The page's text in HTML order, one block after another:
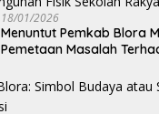
18/01/2026
‎Menuntut Pemkab Blora
Pemetaan Masalah
Blora